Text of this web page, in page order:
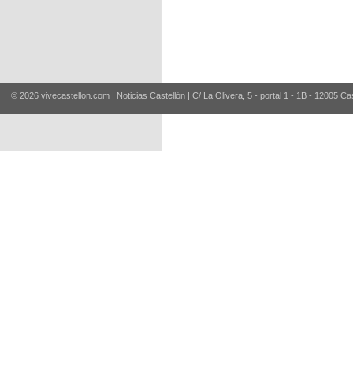
© 2026 vivecastellon.com | Noticias Castellón | C/ La Olivera, 5 - portal 1 - 1B - 12005